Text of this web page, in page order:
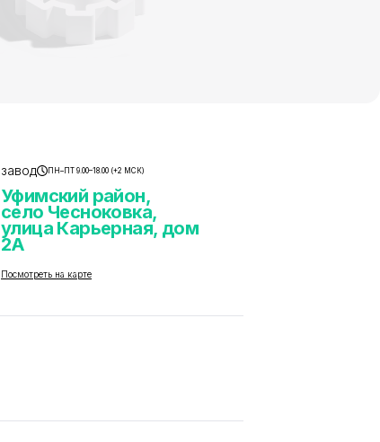
завод ПН–ПТ 9.00–18.00 (+2 МСК)
Уфимский район,
село Чесноковка,
улица Карьерная, дом
2А
Посмотреть на карте